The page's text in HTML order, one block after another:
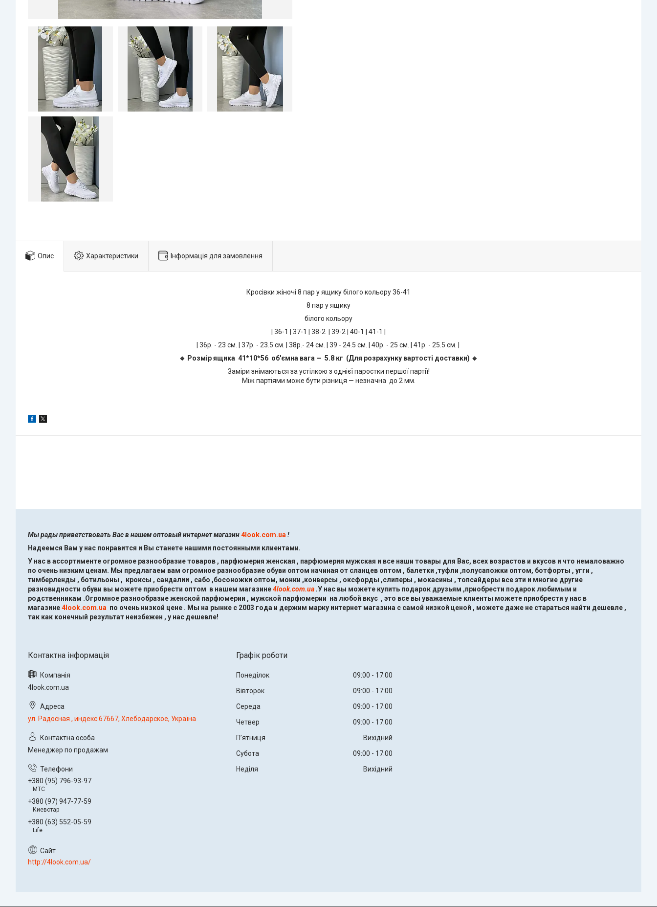
Опис Характеристики Інформація для замовлення
Кросівки жіночі 8 пар у ящику білого кольору 36-41
8 пар у ящику
білого кольору
| 36-1 | 37-1 | 38-2 | 39-2 | 40-1 | 41-1 |
| 36р. - 23 см. | 37р. - 23.5 см. | 38р.- 24 см. | 39 - 24.5 см. | 40р. - 25 см. | 41р. - 25.5 см. |
🔹 Розмір ящика 41*10*56 об'ємна вага — 5.8 кг (Для розрахунку вартості доставки) 🔹
Заміри знімаються за устілкою з однієї паростки першої партії!
Між партіями може бути різниця — незначна до 2 мм.
Мы рады приветствовать Вас в нашем оптовый интернет магазин4look.com.ua !
Надеемся Вам у нас понравится и Вы станете нашими постоянными клиентами.
У нас в ассортименте огромное разнообразие товаров , парфюмерия женская , парфюмерия мужская и все наши товары для Вас, всех возрастов и вкусов и что немаловажно
по очень низким ценам. Мы предлагаем вам огромное разнообразие обуви оптом начиная от сланцев оптом , балетки ,туфли ,полусапожки оптом, ботфорты , угги ,
тимберленды , ботильоны , кроксы , сандалии , сабо ,босоножки оптом, монки ,конверсы , оксфорды ,слиперы , мокасины , топсайдеры все эти и многие другие
разновидности обуви вы можете приобрести оптом в нашем магазине4look.com.ua.У нас вы можете купить подарок друзьям ,приобрести подарок любимым и
родственникам .Огромное разнообразие женской парфюмерии , мужской парфюмерии на любой вкус , это все вы уважаемые клиенты можете приобрести у нас в
магазине4look.com.ua по очень низкой цене . Мы на рынке с 2003 года и держим марку интернет магазина с самой низкой ценой , можете даже не стараться найти дешевле ,
так как конечный результат неизбежен , у нас дешевле!
4look.com.ua
ул. Радосная , индекс 67667, Хлебодарское, Україна
Менеджер по продажам
+380 (95) 796-93-97
МТС
+380 (97) 947-77-59
Киевстар
+380 (63) 552-05-59
Life
http://4look.com.ua/
Графік роботи
Понеділок 09:00
17:00
Вівторок
09:00
17:00
Середа
09:00
17:00
Четвер
09:00
17:00
Пʼятниця
Вихідний
Субота
09:00
17:00
Неділя
Вихідний